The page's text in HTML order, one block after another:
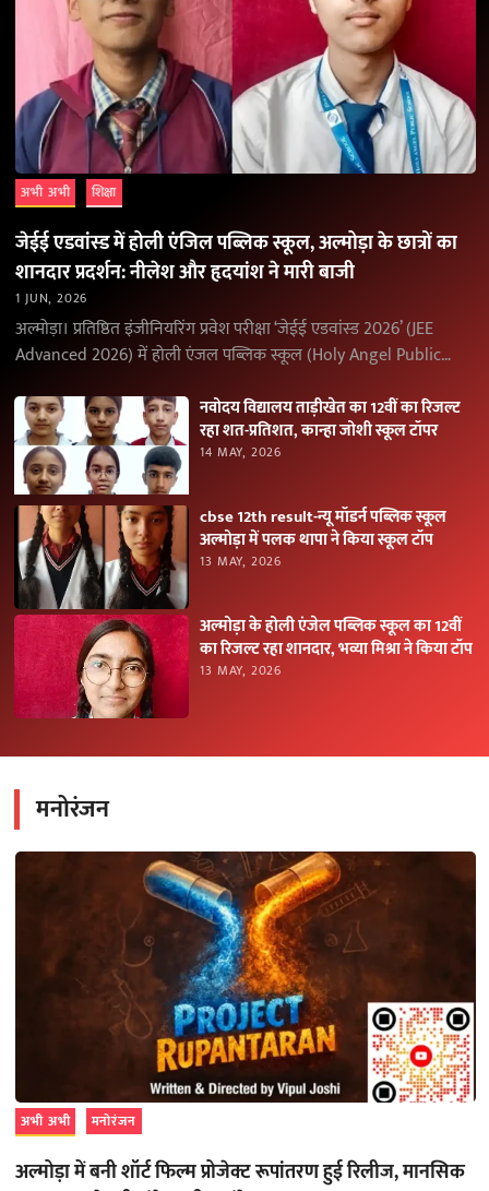
अभी अभी शिक्षा
जेईई एडवांस्ड में होली एंजिल पब्लिक स्कूल, अल्मोड़ा के छात्रों का
शानदार प्रदर्शन: नीलेश और हृदयांश ने मारी बाजी
1 JUN, 2026
अल्मोड़ा। प्रतिष्ठित इंजीनियरिंग प्रवेश परीक्षा ‘जेईई एडवांस्ड 2026’ (JEE
Advanced 2026) में होली एंजल पब्लिक स्कूल (Holy Angel Public
नवोदय विद्यालय ताड़ीखेत का 12वीं का रिजल्ट
रहा शत-प्रतिशत, कान्हा जोशी स्कूल टॉपर
14 MAY, 2026
cbse 12th result-न्यू मॉडर्न पब्लिक स्कूल
अल्मोड़ा में पलक थापा ने किया स्कूल टॉप
13 MAY, 2026
अल्मोड़ा के होली एंजेल पब्लिक स्कूल का 12वीं
का रिजल्ट रहा शानदार, भव्या मिश्रा ने किया टॉप
13 MAY, 2026
मनोरंजन
अभी अभी मनोरंजन
अल्मोड़ा में बनी शॉर्ट फिल्म प्रोजेक्ट रूपांतरण हुई रिलीज, मानसिक